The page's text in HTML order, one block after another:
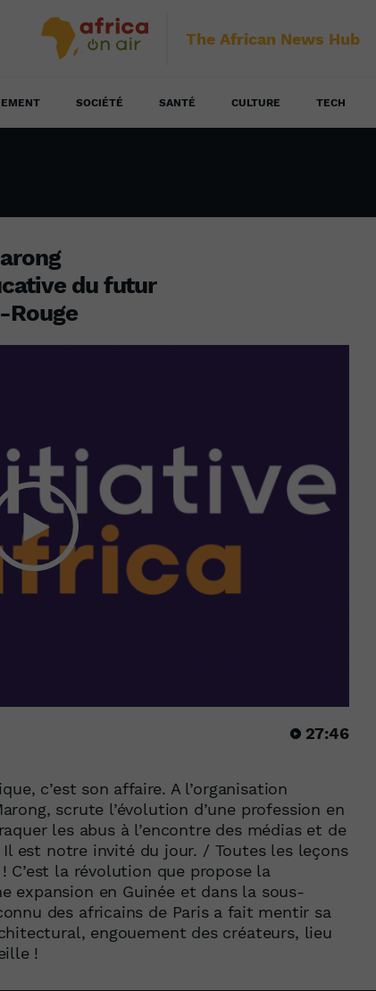
The African News Hub
SOCIÉTÉ SANTÉ CULTURE TECH
du futur
Rouge
27:46
c’est son affaire. A l’organisation
scrute l’évolution d’une profession en
les abus à l’encontre des médias et de
est notre invité du jour. / Toutes les leçons
la révolution que propose la
expansion en Guinée et dans la sous-
des africains de Paris a fait mentir sa
engouement des créateurs, lieu
!